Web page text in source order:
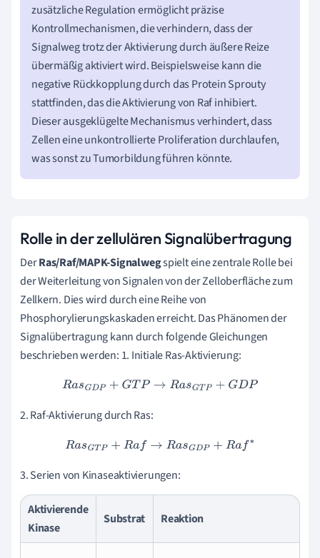
zusätzliche Regulation ermöglicht präzise
Kontrollmechanismen, die verhindern, dass der
Signalweg trotz der Aktivierung durch äußere Reize
übermäßig aktiviert wird. Beispielsweise kann die
negative Rückkopplung durch das Protein Sprouty
stattfinden, das die Aktivierung von Raf inhibiert.
Dieser ausgeklügelte Mechanismus verhindert, dass
Zellen eine unkontrollierte Proliferation durchlaufen,
was sonst zu Tumorbildung führen könnte.
Rolle in der zellulären Signalübertragung
DerRas/Raf/MAPK-Signalwegspielt eine zentrale Rolle bei
der Weiterleitung von Signalen von der Zelloberfläche zum
Zellkern. Dies wird durch eine Reihe von
Phosphorylierungskaskaden erreicht. Das Phänomen der
Signalübertragung kann durch folgende Gleichungen
beschrieben werden: 1. Initiale Ras-Aktivierung:
Ra sGDP+GT P→R asGTP+G DP
2. Raf-Aktivierung durch Ras:
Ras GTP+Ra f→R asGDP+Ra f∗
3. Serien von Kinaseaktivierungen:
Aktivierende
Kinase
Substrat Reaktion